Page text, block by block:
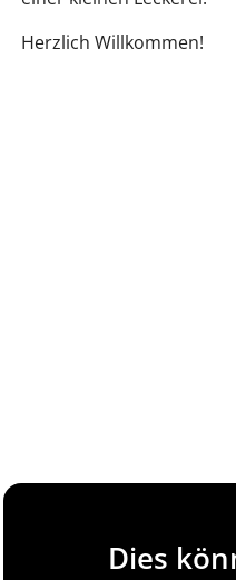
Herzlich Willkommen!
Dies